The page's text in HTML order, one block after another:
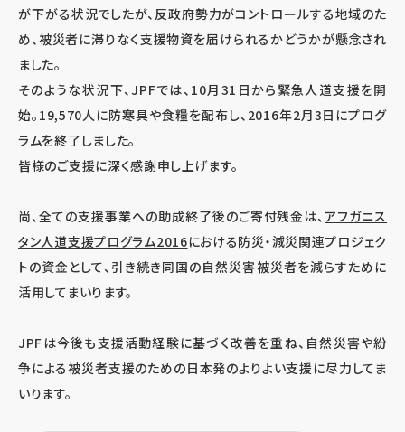
が下がる状況でしたが、反政府勢力がコントロールする地域のた
め、被災者に滞りなく支援物資を届けられるかどうかが懸念され
ました。
そのような状況下、JPFでは、10月31日から緊急人道支援を開
始。19,570人に防寒具や食糧を配布し、2016年2月3日にプログ
ラムを終了しました。
皆様のご支援に深く感謝申し上げます。
尚、全ての支援事業への助成終了後のご寄付残金は、アフガニス
タン人道支援プログラム2016における防災・減災関連プロジェク
トの資金として、引き続き同国の自然災害被災者を減らすために
活用してまいります。
JPFは今後も支援活動経験に基づく改善を重ね、自然災害や紛
争による被災者支援のための日本発のよりよい支援に尽力してま
いります。